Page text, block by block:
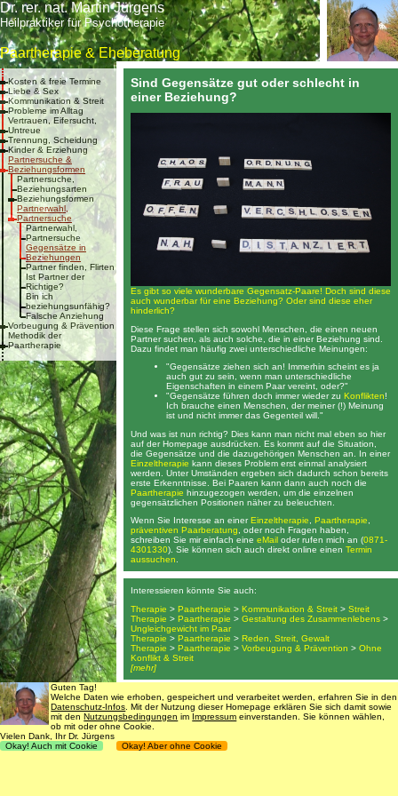
Dr. rer. nat. Martin Jürgens
Heilpraktiker für Psychotherapie
Paartherapie & Eheberatung
Kosten & freie Termine
Liebe & Sex
Kommunikation & Streit
Probleme im Alltag
Vertrauen, Eifersucht,
Untreue
Trennung, Scheidung
Kinder & Erziehung
Partnersuche &
Beziehungsformen
Partnersuche,
Beziehungsarten
Beziehungsformen
Partnerwahl,
Partnersuche
Partnerwahl,
Partnersuche
Gegensätze in
Beziehungen
Partner finden, Flirten
Ist Partner der
Richtige?
Bin ich
beziehungsunfähig?
Falsche Anziehung
Vorbeugung & Prävention
Methodik der
Paartherapie
Sind Gegensätze gut oder schlecht in
einer Beziehung?
Es gibt so viele wunderbare Gegensatz-Paare! Doch sind diese
auch wunderbar für eine Beziehung? Oder sind diese eher
hinderlich?
Diese Frage stellen sich sowohl Menschen, die einen neuen
Partner suchen, als auch solche, die in einer Beziehung sind.
Dazu findet man häufig zwei unterschiedliche Meinungen:
"Gegensätze ziehen sich an! Immerhin scheint es ja
auch gut zu sein, wenn man unterschiedliche
Eigenschaften in einem Paar vereint, oder?"
"Gegensätze führen doch immer wieder zu Konflikten!
Ich brauche einen Menschen, der meiner (!) Meinung
ist und nicht immer das Gegenteil will."
Und was ist nun richtig? Dies kann man nicht mal eben so hier
auf der Homepage ausdrücken. Es kommt auf die Situation,
die Gegensätze und die dazugehörigen Menschen an. In einer
Einzeltherapie kann dieses Problem erst einmal analysiert
werden. Unter Umständen ergeben sich dadurch schon bereits
erste Erkenntnisse. Bei Paaren kann dann auch noch die
Paartherapie hinzugezogen werden, um die einzelnen
gegensätzlichen Positionen näher zu beleuchten.
Wenn Sie Interesse an einer Einzeltherapie, Paartherapie,
präventiven Paarberatung, oder noch Fragen haben,
schreiben Sie mir einfach eine eMail oder rufen mich an (0871-
4301330). Sie können sich auch direkt online einen Termin
aussuchen.
Interessieren könnte Sie auch:
Therapie > Paartherapie > Kommunikation & Streit > Streit
Therapie > Paartherapie > Gestaltung des Zusammenlebens >
Ungleichgewicht im Paar
Therapie > Paartherapie > Reden, Streit, Gewalt
Therapie > Paartherapie > Vorbeugung & Prävention > Ohne
Konflikt & Streit
[mehr]
Suche•Kontaktdaten
Guten Tag!
Welche Daten wie erhoben, gespeichert und verarbeitet werden, erfahren Sie in den
Datenschutz-Infos . Mit der Nutzung dieser Homepage erklären Sie sich damit sowie
mit denNutzungsbedingungen im Impressum einverstanden. Sie können wählen,
ob mit oder ohne Cookie.
Vielen Dank, Ihr Dr. Jürgens
Okay! Auch mit Cookie
Okay! Aber ohne Cookie